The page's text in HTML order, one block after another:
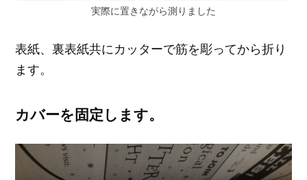
実際に置きながら測りました
表紙、裏表紙共にカッターで筋を彫ってから折り
ます。
カバーを固定します。